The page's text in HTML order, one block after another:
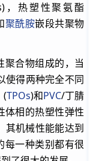
，热塑性聚氨酯
聚酰胺嵌段共聚物
聚合物组成的，当
使得两种完全不同
(TPOs)和PVC/丁腈
体相的热塑性弹性
其机械性能能达到
每一种类别都有很